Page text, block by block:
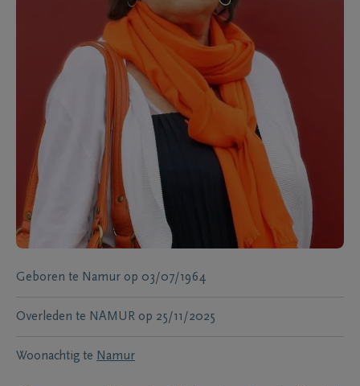
Geboren te Namur op 03/07/1964
Overleden te NAMUR op 25/11/2025
Woonachtig te Namur